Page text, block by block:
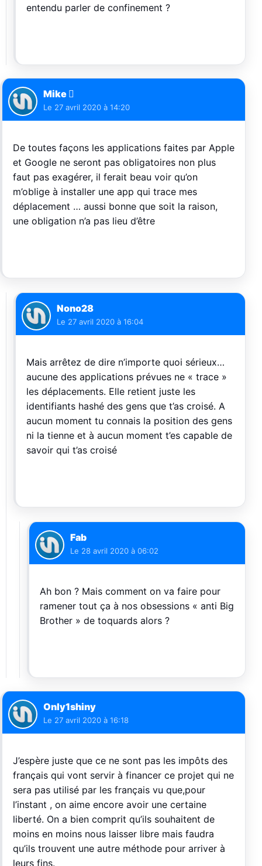
entendu parler de confinement ?
Mike 
Le 27 avril 2020 à 14:20
De toutes façons les applications faites par Apple
et Google ne seront pas obligatoires non plus
faut pas exagérer, il ferait beau voir qu’on
m’oblige à installer une app qui trace mes
déplacement … aussi bonne que soit la raison,
une obligation n’a pas lieu d’être
Nono28
Le 27 avril 2020 à 16:04
Mais arrêtez de dire n’importe quoi sérieux…
aucune des applications prévues ne « trace »
les déplacements. Elle retient juste les
identifiants hashé des gens que t’as croisé. A
aucun moment tu connais la position des gens
ni la tienne et à aucun moment t’es capable de
savoir qui t’as croisé
Fab
Le 28 avril 2020 à 06:02
Ah bon ? Mais comment on va faire pour
ramener tout ça à nos obsessions « anti Big
Brother » de toquards alors ?
Only1shiny
Le 27 avril 2020 à 16:18
J’espère juste que ce ne sont pas les impôts des
français qui vont servir à financer ce projet qui ne
sera pas utilisé par les français vu que,pour
l’instant , on aime encore avoir une certaine
liberté. On a bien comprit qu’ils souhaitent de
moins en moins nous laisser libre mais faudra
qu’ils trouvent une autre méthode pour arriver à
leurs fins.